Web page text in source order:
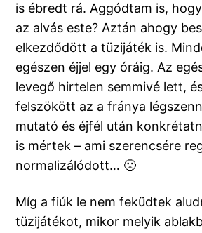
is ébredt rá. Aggódtam is,
az alvás este? Aztán ahogy
elkezdődött a tüzijáték is.
egészen éjjel egy óráig. Az
levegő hirtelen semmivé lett,
felszökött az a fránya
mutató és éjfél után
is mértek – ami szerencsére
normalizálódott… 🙁
Míg a fiúk le nem feküdtek
tüzijátékot, mikor melyik